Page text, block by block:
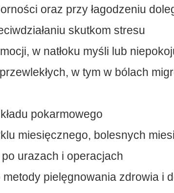
oraz przy łagodzeniu
skutkom stresu
w natłoku myśli lub
w tym w bólach
pokarmowego
miesięcznego, bolesnych
urazach i operacjach
pielęgnowania zdrowia i